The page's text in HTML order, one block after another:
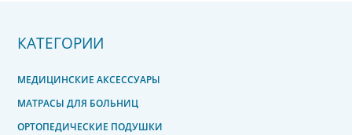
КАТЕГОРИИ
МЕДИЦИНСКИЕ АКСЕССУАРЫ
МАТРАСЫ ДЛЯ БОЛЬНИЦ
ОРТОПЕДИЧЕСКИЕ ПОДУШКИ